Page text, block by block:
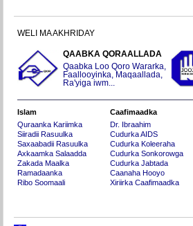
WELI MA AKHRIDAY
QAABKA QORAALLADA
Qaabka Loo Qoro Wararka,
Faallooyinka, Maqaallada,
Ra'yiga iwm...
Islam
Quraanka Kariimka
Siiradii Rasuulka
Saxaabadii Rasuulka
Axkaamka Salaadda
Zakada Maalka
Ramadaanka
Ribo Soomaali
Caafimaadka
Dr. Ibraahim
Cudurka AIDS
Cudurka Koleeraha
Cudurka Sonkorowga
Cudurka Jabtada
Caanaha Hooyo
Xiriirka Caafimaadka